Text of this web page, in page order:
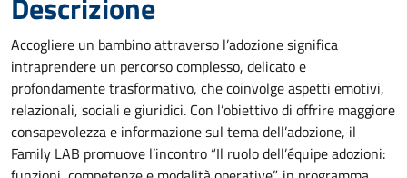
Accogliere un bambino attraverso l’adozione significa
intraprendere un percorso complesso, delicato e
profondamente trasformativo, che coinvolge aspetti emotivi,
relazionali, sociali e giuridici. Con l’obiettivo di offrire maggiore
consapevolezza e informazione sul tema dell’adozione, il
Family LAB promuove l’incontro “Il ruolo dell’équipe adozioni: